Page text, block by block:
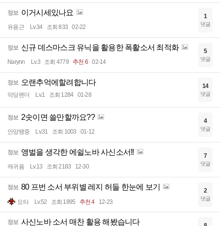
정보 이거시세있나요
유용근 Lv.34 조회 833 02-22
1
댓글
정보 신규 데스마스크 유닉을 활용한 폭활소서 최적화
Narynn Lv.3 조회 4779 추천 6 02-14
5
댓글
정보 오랜추억에할려합니다
악당펜더 Lv.1 조회 1284 01-28
14
댓글
정보 2솟이면 쓸만할까요??
안양땡중 Lv.31 조회 1003 01-12
4
댓글
정보 앵벌을 생각한 에쉴노바 사신소서!!
캐귀욤 Lv.13 조회 2183 12-30
7
댓글
정보 80 프번 소서 부위별 레지 허들 한눈에 보기
요타 Lv.52 조회 1895 추천 4 12-23
2
댓글
정보 사신노바 소서 매찬 활용 해봤습니다